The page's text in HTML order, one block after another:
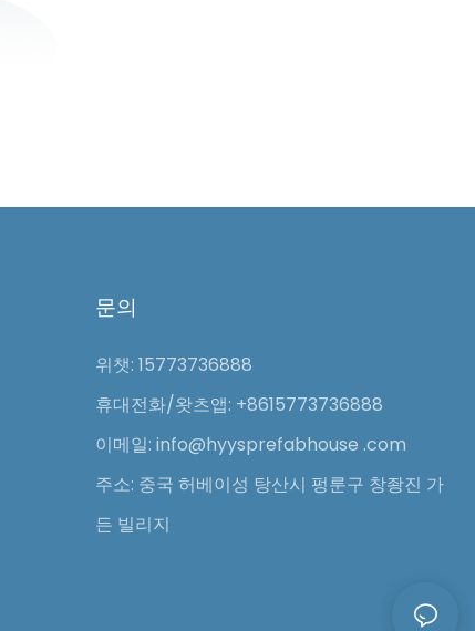
문의
위챗: 15773736888
휴대전화/왓츠앱: +8615773736888
이메일: info@hyysprefabhouse .com
주소: 중국 허베이성 탕산시 펑룬구 창좡진 가
든 빌리지